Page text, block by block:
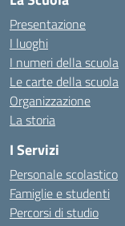
Presentazione
I luoghi
I numeri della scuola
Le carte della scuola
Organizzazione
La storia
I Servizi
Personale scolastico
Famiglie e studenti
Percorsi di studio